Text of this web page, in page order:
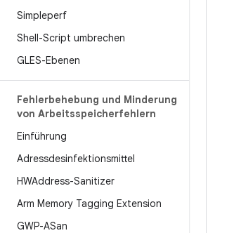
Simpleperf
Shell-Script umbrechen
GLES-Ebenen
Fehlerbehebung und Minderung
von Arbeitsspeicherfehlern
Einführung
Adressdesinfektionsmittel
HWAddress-Sanitizer
Arm Memory Tagging Extension
GWP-ASan